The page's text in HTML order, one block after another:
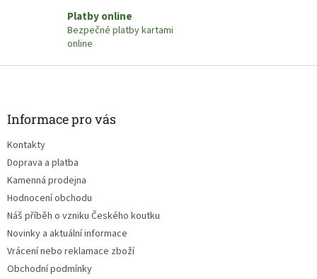
i
Platby online
Bezpečné platby kartami
online
Informace pro vás
Kontakty
Doprava a platba
Kamenná prodejna
Hodnocení obchodu
Náš příběh o vzniku Českého koutku
Novinky a aktuální informace
Vrácení nebo reklamace zboží
Obchodní podmínky